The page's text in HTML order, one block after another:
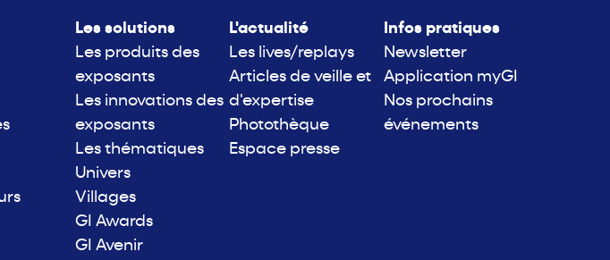
Les solutions
Les produits des
exposants
Les innovations des
exposants
Les thématiques
Univers
Villages
GI Awards
GI Avenir
L'actualité
Les lives/replays
Articles de veille et
d'expertise
Photothèque
Espace presse
Infos pratiques
Newsletter
Application myGI
Nos prochains
événements